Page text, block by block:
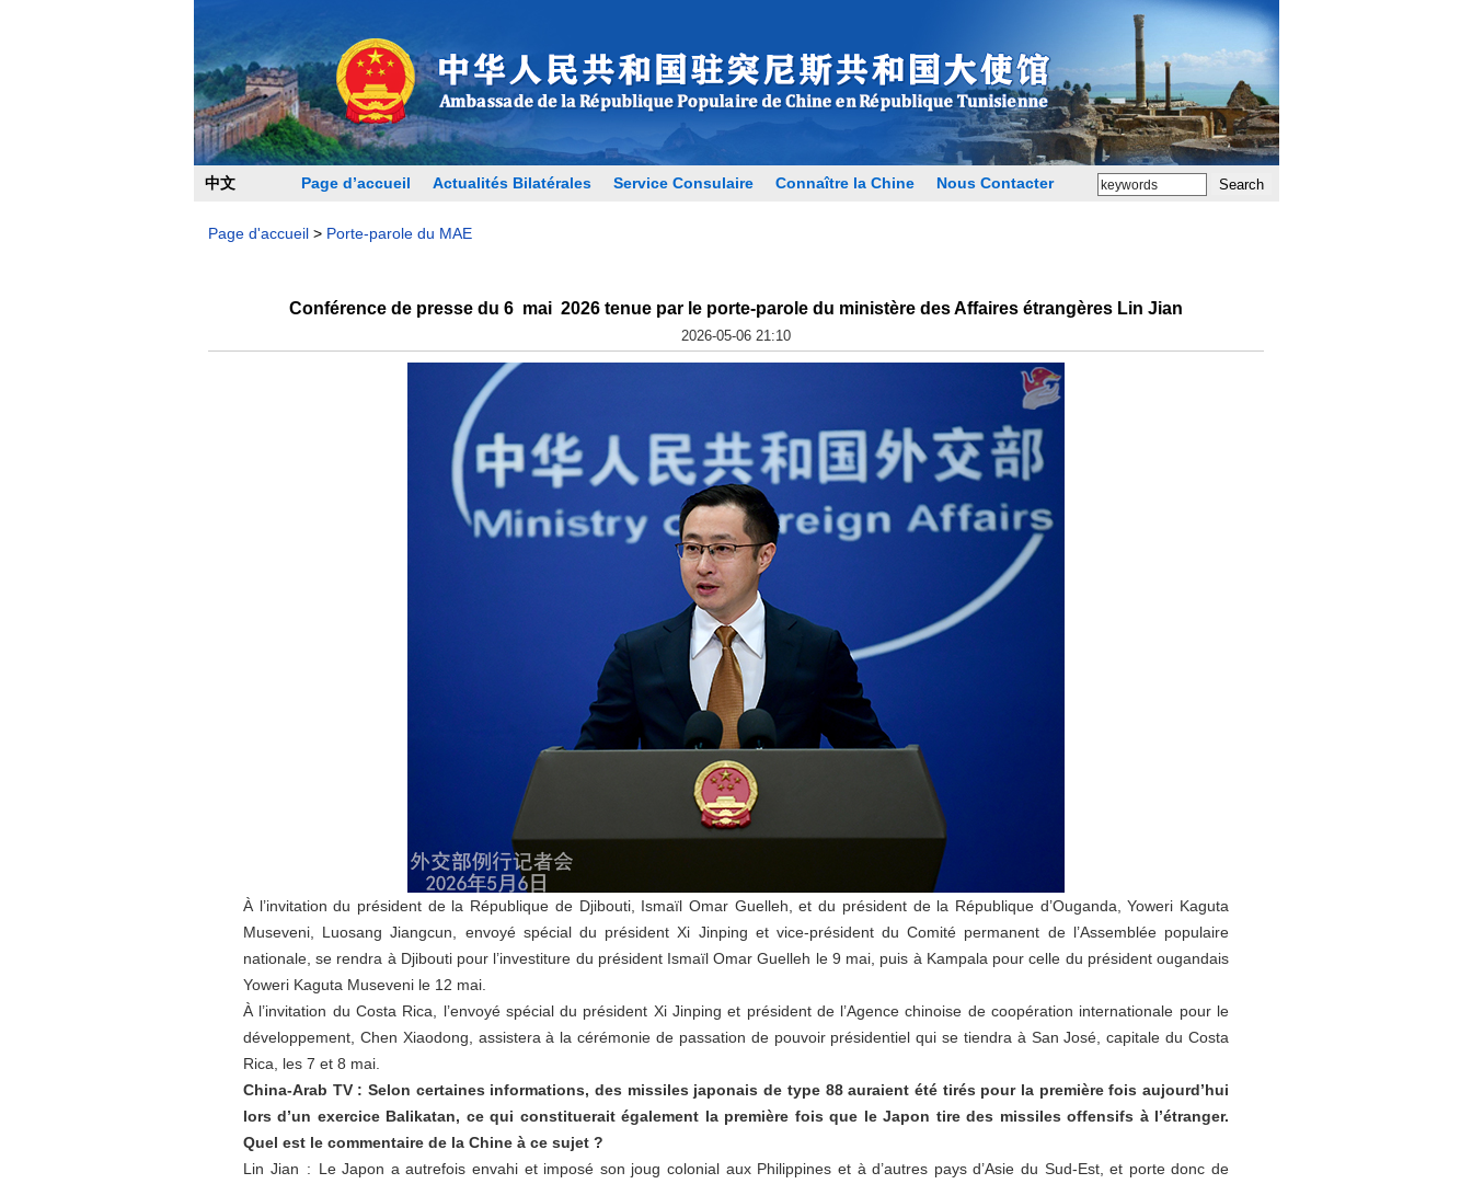
中文 Page d’accueil Actualités Bilatérales Service Consulaire Connaître la Chine Nous Contacter
Page d'accueil > Porte-parole du MAE
Conférence de presse du 6 mai 2026 tenue par le porte-parole du ministère des Affaires étrangères Lin Jian
2026-05-06 21:10
À l’invitation du président de la République de Djibouti, Ismaïl Omar Guelleh, et du président de la République d’Ouganda, Yoweri Kaguta
Museveni, Luosang Jiangcun, envoyé spécial du président Xi Jinping et vice-président du Comité permanent de l’Assemblée populaire
nationale, se rendra à Djibouti pour l’investiture du président Ismaïl Omar Guelleh le 9 mai, puis à Kampala pour celle du président ougandais
Yoweri Kaguta Museveni le 12 mai.
À l’invitation du Costa Rica, l’envoyé spécial du président Xi Jinping et président de l’Agence chinoise de coopération internationale pour le
développement, Chen Xiaodong, assistera à la cérémonie de passation de pouvoir présidentiel qui se tiendra à San José, capitale du Costa
Rica, les 7 et 8 mai.
China-Arab TV : Selon certaines informations, des missiles japonais de type 88 auraient été tirés pour la première fois aujourd’hui
lors d’un exercice Balikatan, ce qui constituerait également la première fois que le Japon tire des missiles offensifs à l’étranger.
Quel est le commentaire de la Chine à ce sujet ?
Lin Jian : Le Japon a autrefois envahi et imposé son joug colonial aux Philippines et à d’autres pays d’Asie du Sud-Est, et porte donc de